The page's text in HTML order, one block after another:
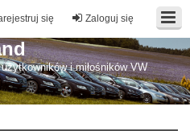
Zaloguj się
się
i miłośników VW